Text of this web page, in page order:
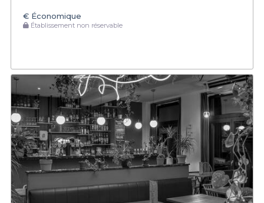
€ Économique
Établissement non réservable